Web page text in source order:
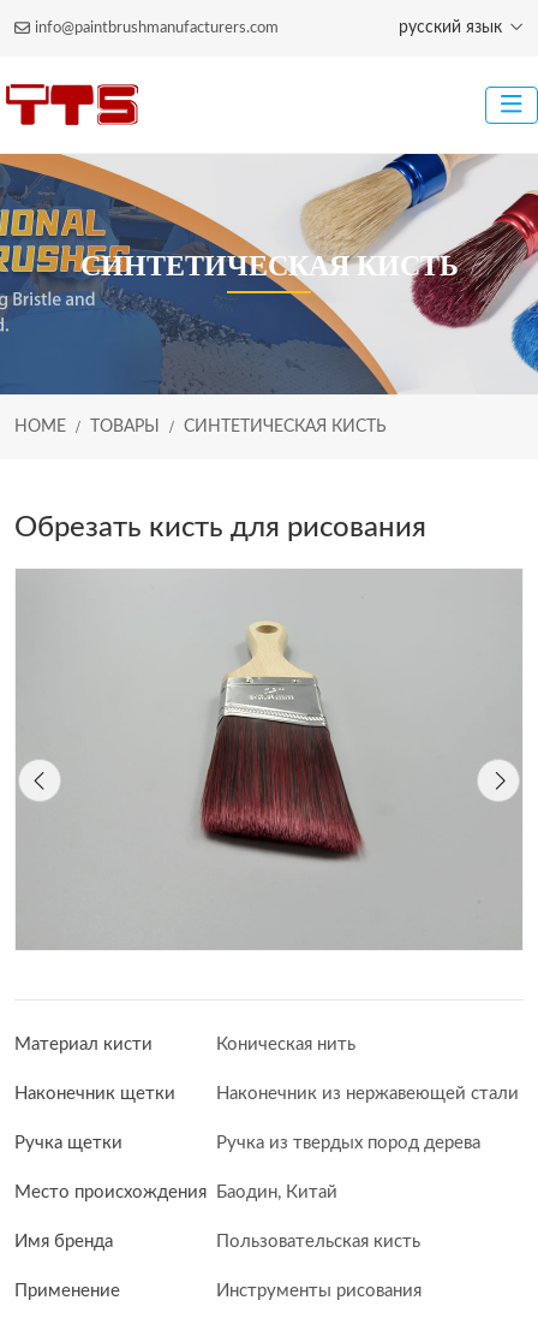
info@paintbrushmanufacturers.com русский язык
СИНТЕТИЧЕСКАЯ КИСТЬ
HOME ТОВАРЫ СИНТЕТИЧЕСКАЯ КИСТЬ
Обрезать кисть для рисования
Материал кисти Коническая нить
Наконечник щетки Наконечник из нержавеющей стали
Ручка щетки Ручка из твердых пород дерева
Место происхождения Баодин, Китай
Имя бренда Пользовательская кисть
Применение Инструменты рисования